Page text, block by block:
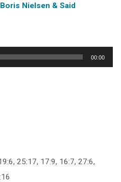
Nielsen & Said
00:00
25:17, 17:9, 16:7, 27:6,